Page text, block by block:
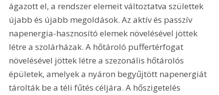
ágazott el, a rendszer elemeit változtatva születtek
újabb és újabb megoldások. Az aktív és passzív
napenergia-hasznosító elemek növelésével jöttek
létre a szolárházak. A hőtároló puffertérfogat
növelésével jöttek létre a szezonális hőtárolós
épületek, amelyek a nyáron begyűjtött napenergiát
tárolták be a téli fűtés céljára. A hőszigetelés